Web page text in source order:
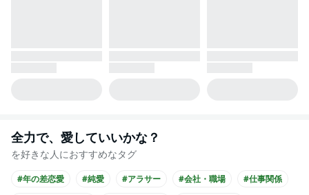
全力で、愛していいかな？
を好きな人におすすめなタグ
#年の差恋愛 #純愛 #アラサー #会社・職場
#仕事関係